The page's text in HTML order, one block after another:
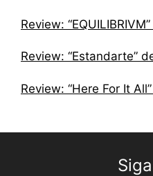
Review:
Review: “Estandarte”
Review: “Here For It